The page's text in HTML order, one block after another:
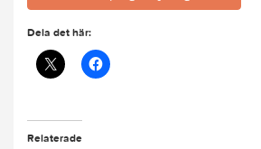
Dela det här:
Relaterade